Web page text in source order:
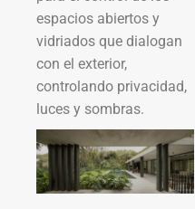
espacios abiertos y
vidriados que dialogan
con el exterior,
controlando privacidad,
luces y sombras.